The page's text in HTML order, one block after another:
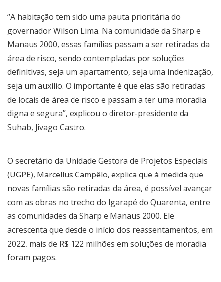
“A habitação tem sido uma pauta prioritária do
governador Wilson Lima. Na comunidade da Sharp e
Manaus 2000, essas famílias passam a ser retiradas da
área de risco, sendo contempladas por soluções
definitivas, seja um apartamento, seja uma indenização,
seja um auxílio. O importante é que elas são retiradas
de locais de área de risco e passam a ter uma moradia
digna e segura”, explicou o diretor-presidente da
Suhab, Jivago Castro.
O secretário da Unidade Gestora de Projetos Especiais
(UGPE), Marcellus Campêlo, explica que à medida que
novas famílias são retiradas da área, é possível avançar
com as obras no trecho do Igarapé do Quarenta, entre
as comunidades da Sharp e Manaus 2000. Ele
acrescenta que desde o início dos reassentamentos, em
2022, mais de R$ 122 milhões em soluções de moradia
foram pagos.